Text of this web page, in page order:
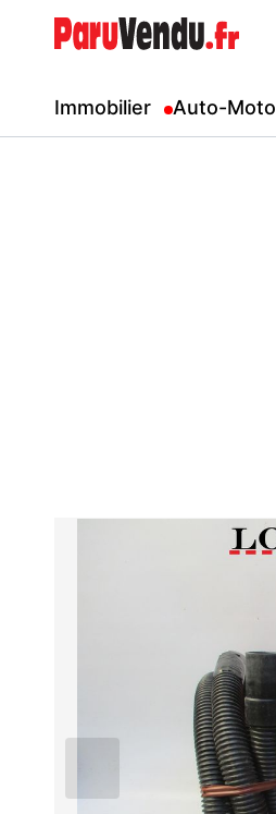
Immobilier Auto-Moto